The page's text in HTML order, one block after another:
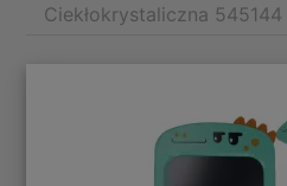
Ciekłokrystaliczna 545144